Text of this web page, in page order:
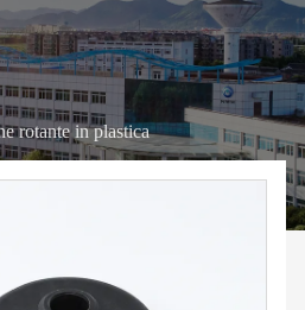
rotante in plastica